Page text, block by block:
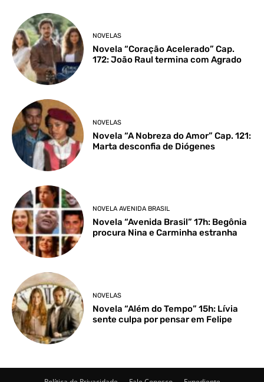
NOVELAS
Novela “Coração Acelerado” Cap.
172: João Raul termina com Agrado
NOVELAS
Novela “A Nobreza do Amor” Cap. 121:
Marta desconfia de Diógenes
NOVELA AVENIDA BRASIL
Novela “Avenida Brasil” 17h: Begônia
procura Nina e Carminha estranha
NOVELAS
Novela “Além do Tempo” 15h: Lívia
sente culpa por pensar em Felipe